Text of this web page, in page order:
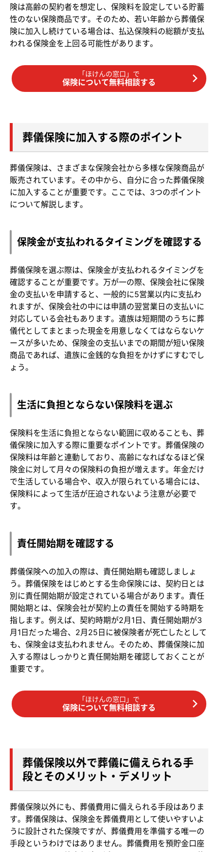
険は高齢の契約者を想定し、保険料を設定している貯蓄
性のない保険商品です。そのため、若い年齢から葬儀保
険に加入し続けている場合は、払込保険料の総額が支払
われる保険金を上回る可能性があります。
「ほけんの窓口」で
保険について無料相談する
葬儀保険に加入する際のポイント
葬儀保険は、さまざまな保険会社から多様な保険商品が
販売されています。その中から、自分に合った葬儀保険
に加入することが重要です。ここでは、3つのポイント
について解説します。
保険金が支払われるタイミングを確認する
葬儀保険を選ぶ際は、保険金が支払われるタイミングを
確認することが重要です。万が一の際、保険会社に保険
金の支払いを申請すると、一般的に5営業以内に支払わ
れますが、保険会社の中には申請の翌営業日の支払いに
対応している会社もあります。遺族は短期間のうちに葬
儀代としてまとまった現金を用意しなくてはならないケ
ースが多いため、保険金の支払いまでの期間が短い保険
商品であれば、遺族に金銭的な負担をかけずにすむでし
ょう。
生活に負担とならない保険料を選ぶ
保険料を生活に負担とならない範囲に収めることも、葬
儀保険に加入する際に重要なポイントです。葬儀保険の
保険料は年齢と連動しており、高齢になればなるほど保
険金に対して月々の保険料の負担が増えます。年金だけ
で生活している場合や、収入が限られている場合には、
保険料によって生活が圧迫されないよう注意が必要で
す。
責任開始期を確認する
葬儀保険への加入の際は、責任開始期も確認しましょ
う。葬儀保険をはじめとする生命保険には、契約日とは
別に責任開始期が設定されている場合があります。責任
開始期とは、保険会社が契約上の責任を開始する時期を
指します。例えば、契約時期が2月1日、責任開始期が3
月1日だった場合、2月25日に被保険者が死亡したとして
も、保険金は支払われません。そのため、葬儀保険に加
入する際はしっかりと責任開始期を確認しておくことが
重要です。
「ほけんの窓口」で
保険について無料相談する
葬儀保険以外で葬儀に備えられる手
段とそのメリット・デメリット
葬儀保険以外にも、葬儀費用に備えられる手段はありま
す。葬儀保険は、保険金を葬儀費用として使いやすいよ
うに設計された保険ですが、葬儀費用を準備する唯一の
手段というわけではありません。葬儀費用を預貯金口座